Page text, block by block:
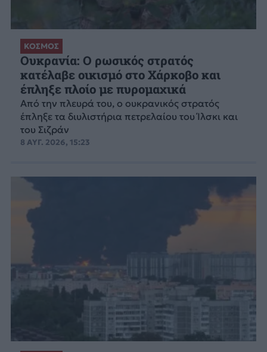
ΚΟΣΜΟΣ
Ουκρανία: Ο ρωσικός στρατός
κατέλαβε οικισμό στο Χάρκοβο και
έπληξε πλοίο με πυρομαχικά
Από την πλευρά του, ο ουκρανικός στρατός
έπληξε τα διυλιστήρια πετρελαίου του Ίλσκι και
του Σιζράν
8 ΑΥΓ. 2026, 15:23